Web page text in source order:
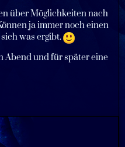
über Möglichkeiten nach
ja immer noch einen
was ergibt.
Abend und für später eine